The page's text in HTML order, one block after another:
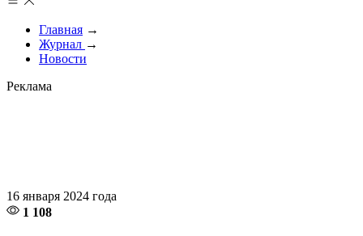
Главная →
Журнал →
Новости
Реклама
16 января 2024 года
1 108